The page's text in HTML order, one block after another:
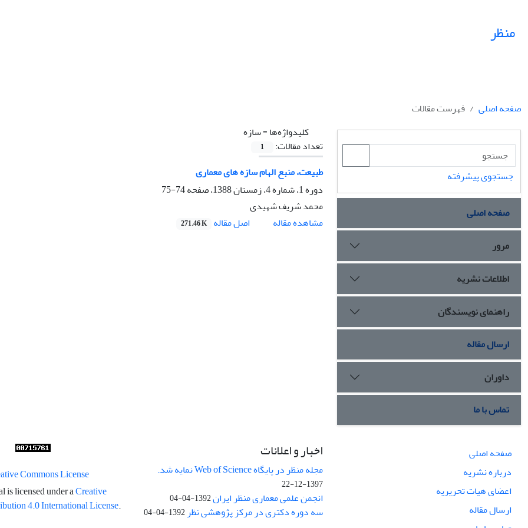
منظر
صفحه اصلی
فهرست مقالات
کلیدواژه‌ها =سازه
تعداد مقالات:
1
طبیعت، منبع الهام سازه های معماری
دوره 1، شماره 4، زمستان 1388، صفحه
74-75
محمد شریف شهیدی
مشاهده مقاله
اصل مقاله 271.46 K
جستجوی پیشرفته
صفحه اصلی
مرور
اطلاعات نشریه
راهنمای نویسندگان
ارسال مقاله
داوران
تماس با ما
صفحه اصلی
درباره نشریه
اعضای هیات تحریریه
ارسال مقاله
اخبار و اعلانات
مجله منظر در پایگاه Web of Science نمایه شد.
1397-12-22
انجمن علمی معماری منظر ایران1392-04-04
سه دوره دکتری در مرکز پژوهشی نظر1392-04-04
is licensed under aCreative
4.0 International License.